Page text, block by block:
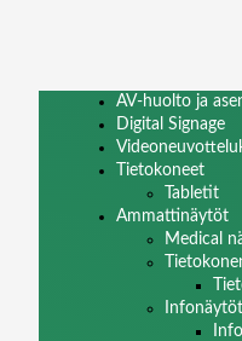
AV-huolto ja
Digital Signage
Tietokoneet
Tabletit
Ammattinäytöt
Medical
Infonäytöt